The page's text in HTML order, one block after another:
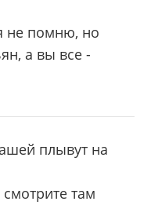
не помню, но
а вы все -
плывут на
там